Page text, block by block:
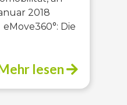
2018
Die
lesen